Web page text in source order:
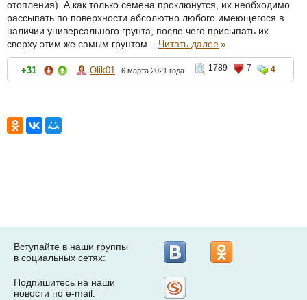
отопления). А как только семена проклюнутся, их необходимо
рассыпать по поверхности абсолютно любого имеющегося в
наличии универсального грунта, после чего присыпать их
сверху этим же самым грунтом... Читать далее»
+31 Olik01 6 марта 2021 года 1789 7 4
Вступайте в наши группы
в социальных сетях:
Подпишитесь на наши
новости по e-mail: